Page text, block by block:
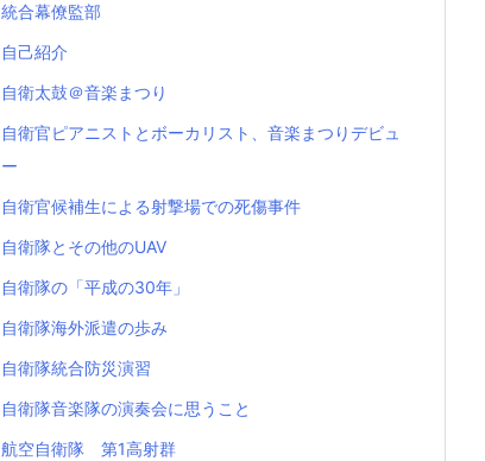
統合幕僚監部
自己紹介
自衛太鼓＠音楽まつり
自衛官ピアニストとボーカリスト、音楽まつりデビュ
ー
自衛官候補生による射撃場での死傷事件
自衛隊とその他のUAV
自衛隊の「平成の30年」
自衛隊海外派遣の歩み
自衛隊統合防災演習
自衛隊音楽隊の演奏会に思うこと
航空自衛隊 第1高射群